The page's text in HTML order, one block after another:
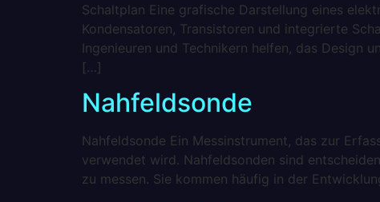
Schaltplan Eine grafische Darstellung eines
Kondensatoren, Transistoren und integrierte
Ingenieuren und Technikern helfen, das Design
[…]
Nahfeldsonde
Nahfeldsonde Ein Messinstrument, das zur
verwendet wird. Nahfeldsonden sind
zu messen. Sie kommen häufig in der